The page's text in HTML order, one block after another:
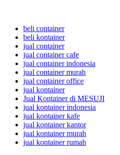
beli container
beli kontainer
jual container
jual container cafe
jual container indonesia
jual container murah
jual container office
jual kontainer
Jual Kontainer di MESUJI
jual kontainer indonesia
jual kontainer kafe
jual kontainer kantor
jual kontainer murah
jual kontainer rumah